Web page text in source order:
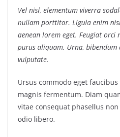
Vel nisl, elementum viverra
nullam porttitor. Ligula enim
aenean lorem eget. Feugiat orci
purus aliquam. Urna,
vulputate.
Ursus commodo eget
magnis fermentum. Diam
vitae consequat phasellus
odio libero.